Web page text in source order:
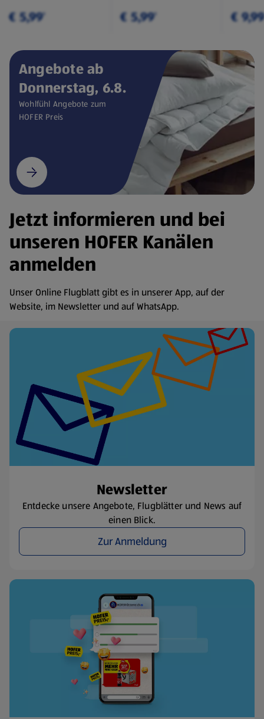
€ 5,99¹ € 5,99¹ €
Angebote ab
Donnerstag, 6.8.
Wohlfühl Angebote zum
HOFER Preis
Jetzt informieren und bei
unseren HOFER Kanälen
anmelden
Unser Online Flugblatt gibt es in unserer App, auf der
Website, im Newsletter und auf WhatsApp.
Newsletter
Entdecke unsere Angebote, Flugblätter und News auf
einen Blick.
Zur Anmeldung